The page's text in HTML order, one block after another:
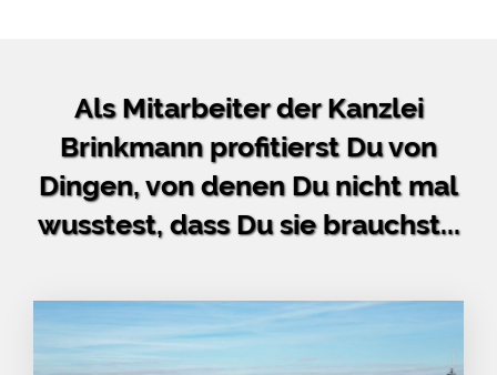
Als Mitarbeiter der Kanzlei
Brinkmann profitierst Du von
Dingen, von denen Du nicht mal
wusstest, dass Du sie brauchst...